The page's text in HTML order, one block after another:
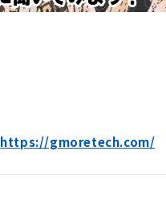
https://gmoretech.com/